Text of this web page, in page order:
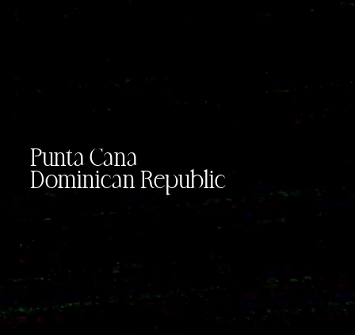
Punta Cana
Dominican Republic